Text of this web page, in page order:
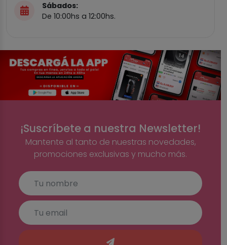
Sábados:
De 10:00hs a 12:00hs.
¡Suscríbete a nuestra Newsletter!
Mantente al tanto de nuestras novedades,
promociones exclusivas y mucho más.